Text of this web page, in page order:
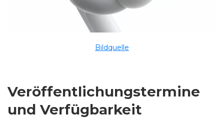
Bildquelle
Veröffentlichungstermine
und Verfügbarkeit